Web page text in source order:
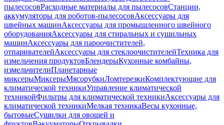
пылесосовРасходные материалы для пылесосовСтанции,
аккумуляторы для роботов-пылесосовАксессуары для
швейных машинАксессуары для промышленного швейного
оборудованияАксессуары для стиральных и сушильных
машинАксессуары для пароочистителей,
отпаривателейАксессуары для стеклоочистителейТехника для
измельчения продуктовБлендерыКухонные комбайны,
измельчителиПланетарные
миксерыМиксерыМясорубкиЛомтерезкиКомплектующие для
климатической техникиУправление климатической
техникойФильтры для климатической техникиАксессуары для
климатической техникиМелкая техникаВесы кухонные,
бытовыеСушилки для овощей и